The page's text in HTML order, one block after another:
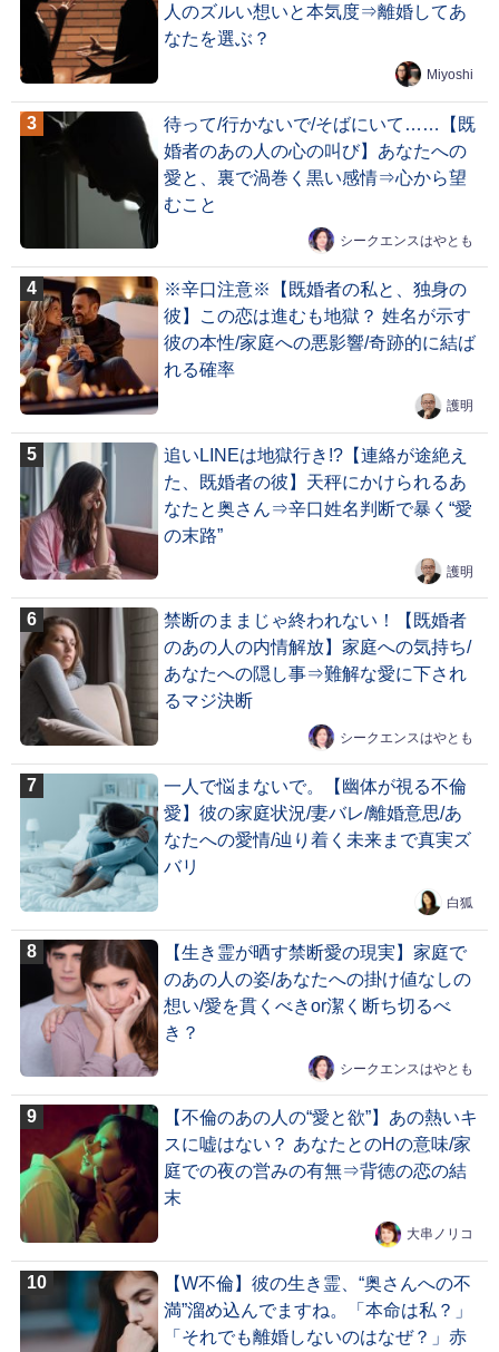
人のズルい想いと本気度⇒離婚してあ
なたを選ぶ？
Miyoshi
待って/行かないで/そばにいて……【既
婚者のあの人の心の叫び】あなたへの
愛と、裏で渦巻く黒い感情⇒心から望
むこと
シークエンスはやとも
※辛口注意※【既婚者の私と、独身の
彼】この恋は進むも地獄？ 姓名が示す
彼の本性/家庭への悪影響/奇跡的に結ば
れる確率
護明
追いLINEは地獄行き!?【連絡が途絶え
た、既婚者の彼】天秤にかけられるあ
なたと奥さん⇒辛口姓名判断で暴く“愛
の末路”
護明
禁断のままじゃ終われない！【既婚者
のあの人の内情解放】家庭への気持ち/
あなたへの隠し事⇒難解な愛に下され
るマジ決断
シークエンスはやとも
一人で悩まないで。【幽体が視る不倫
愛】彼の家庭状況/妻バレ/離婚意思/あ
なたへの愛情/辿り着く未来まで真実ズ
バリ
白狐
【生き霊が晒す禁断愛の現実】家庭で
のあの人の姿/あなたへの掛け値なしの
想い/愛を貫くべきor潔く断ち切るべ
き？
シークエンスはやとも
【不倫のあの人の“愛と欲”】あの熱いキ
スに嘘はない？ あなたとのHの意味/家
庭での夜の営みの有無⇒背徳の恋の結
末
大串ノリコ
【W不倫】彼の生き霊、“奥さんへの不
満”溜め込んでますね。「本命は私？」
「それでも離婚しないのはなぜ？」赤